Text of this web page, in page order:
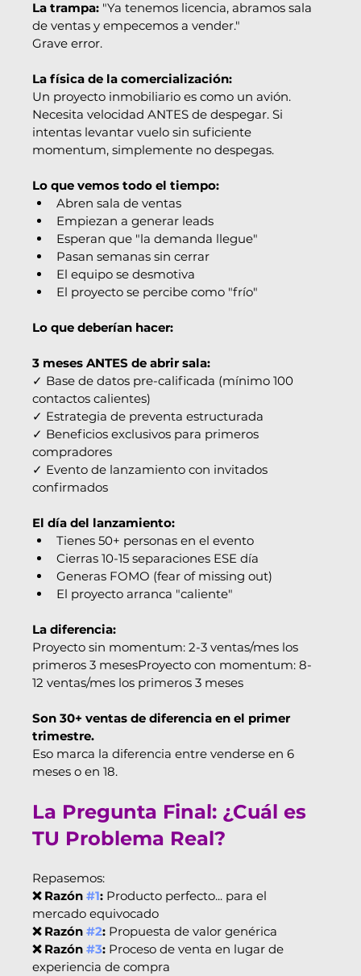
La trampa: "Ya tenemos licencia, abramos sala
de ventas y empecemos a vender."
Grave error.
La física de la comercialización:
Un proyecto inmobiliario es como un avión.
Necesita velocidad ANTES de despegar. Si
intentas levantar vuelo sin suficiente
momentum, simplemente no despegas.
Lo que vemos todo el tiempo:
Abren sala de ventas
Empiezan a generar leads
Esperan que "la demanda llegue"
Pasan semanas sin cerrar
El equipo se desmotiva
El proyecto se percibe como "frío"
Lo que deberían hacer:
3 meses ANTES de abrir sala:
✓ Base de datos pre-calificada (mínimo 100
contactos calientes)
✓ Estrategia de preventa estructurada
✓ Beneficios exclusivos para primeros
compradores
✓ Evento de lanzamiento con invitados
confirmados
El día del lanzamiento:
Tienes 50+ personas en el evento
Cierras 10-15 separaciones ESE día
Generas FOMO (fear of missing out)
El proyecto arranca "caliente"
La diferencia:
Proyecto sin momentum: 2-3 ventas/mes los
primeros 3 mesesProyecto con momentum: 8-
12 ventas/mes los primeros 3 meses
Son 30+ ventas de diferencia en el primer
trimestre.
Eso marca la diferencia entre venderse en 6
meses o en 18.
La Pregunta Final: ¿Cuál es
TU Problema Real?
Repasemos:
❌ Razón #1: Producto perfecto... para el
mercado equivocado
❌ Razón #2: Propuesta de valor genérica
❌ Razón #3: Proceso de venta en lugar de
experiencia de compra